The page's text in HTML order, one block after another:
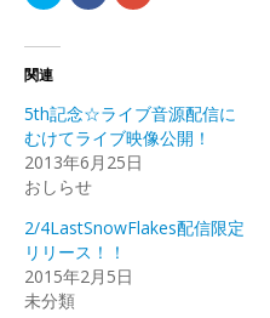
し
共
有
(新
し
い
ウ
ィ
ウ
で
き
ま
す)
リ
ッ
ク
し
て
い
(新
し
い
ウ
共
有
(新
し
ド
ウ
関連
5th記念☆ライブ音源配信に
むけてライブ映像公開！
2013年6月25日
おしらせ
2/4LastSnowFlakes配信限定
リリース！！
2015年2月5日
未分類